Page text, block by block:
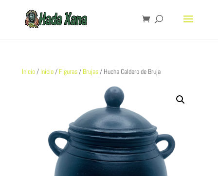
Inicio/ Inicio/ Figuras/ Brujas/ Hucha Caldero de Bruja